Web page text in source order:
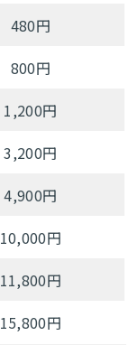
480円
800円
1,200円
3,200円
4,900円
10,000円
11,800円
15,800円